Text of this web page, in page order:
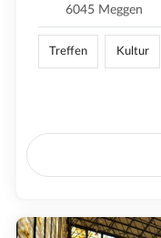
6045 Meggen
Treffen Kultur